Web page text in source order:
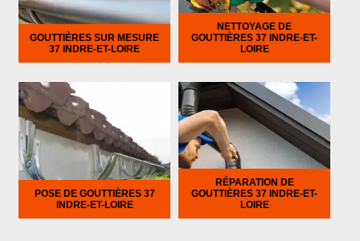
GOUTTIÈRES SUR MESURE
37 INDRE-ET-LOIRE
NETTOYAGE DE
GOUTTIÈRES 37 INDRE-ET-
LOIRE
POSE DE GOUTTIÈRES 37
INDRE-ET-LOIRE
RÉPARATION DE
GOUTTIÈRES 37 INDRE-ET-
LOIRE